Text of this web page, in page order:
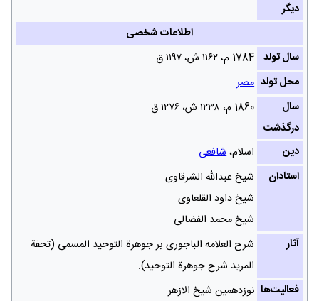
دیگر
اطلاعات شخصی
سال تولد 1784 م، ۱۱۶۲ ش‌، ۱۱۹۷ ق
محل تولد مصر
سال
درگذشت
1860 م، ۱۲۳۸ ش‌، ۱۲۷۶ ق
دین اسلام،شافعی
استادان
شیخ عبدالله الشرقاوی
شیخ داود القلعاوی
شیخ محمد الفضالی
آثار
شرح العلامه الباجوری بر جوهرة التوحید المسمی (تحفة
المرید شرح جوهرة التوحید).
فعالیت‌ها نوزدهمین شیخ الازهر